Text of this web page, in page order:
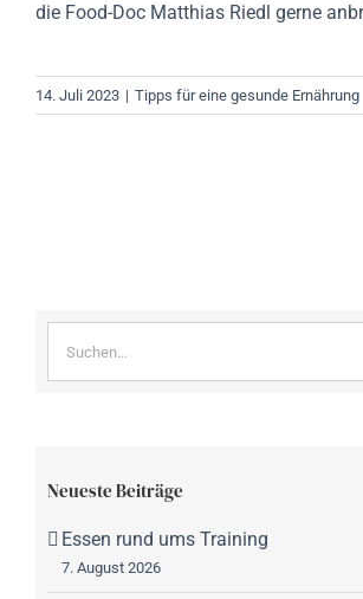
die Food-Doc Matthias Riedl gerne
14. Juli 2023 | Tipps für eine gesunde Ernährung
Neueste Beiträge
Essen rund ums Training
7. August 2026